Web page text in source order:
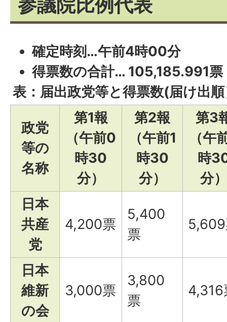
確定時刻…午前4時00分
得票数の合計… 105,185.991票
表：届出政党等と得票数(届け出
政党
等の
名称
第1報
（午前0
時30
分）
第2報
（午前1
時30
分）
第3
（午
時
分）
日本
共産
党
4,200票
5,400
票
日本
維新
の会
3,000票
3,800
票
4,316